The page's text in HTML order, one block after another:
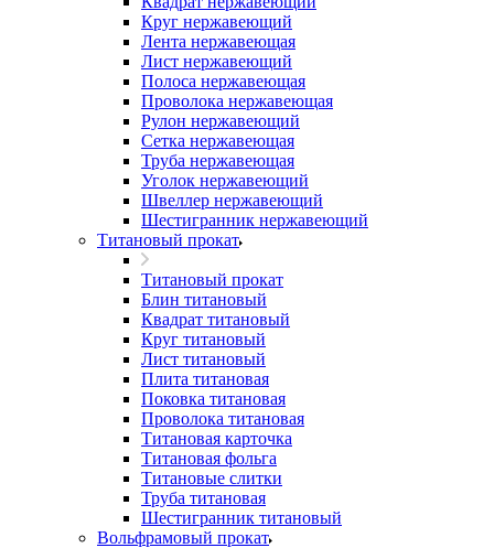
Круг нержавеющий
Лента нержавеющая
Лист нержавеющий
Полоса нержавеющая
Проволока нержавеющая
Рулон нержавеющий
Сетка нержавеющая
Труба нержавеющая
Уголок нержавеющий
Швеллер нержавеющий
Шестигранник нержавеющий
Титановый прокат
Титановый прокат
Блин титановый
Квадрат титановый
Круг титановый
Лист титановый
Плита титановая
Поковка титановая
Проволока титановая
Титановая карточка
Титановая фольга
Титановые слитки
Труба титановая
Шестигранник титановый
Вольфрамовый прокат